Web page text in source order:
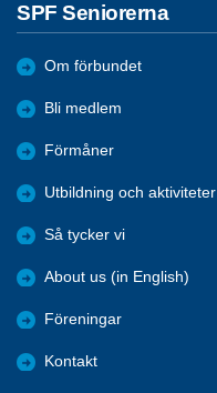
SPF Seniorerna
Om förbundet
Bli medlem
Förmåner
Utbildning och aktiviteter
Så tycker vi
About us (in English)
Föreningar
Kontakt